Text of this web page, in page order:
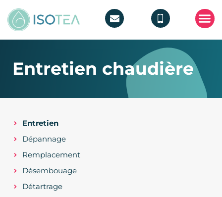
Entretien chaudière
Entretien
Dépannage
Remplacement
Désembouage
Détartrage